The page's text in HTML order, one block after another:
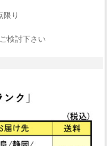
限り
検討下さい